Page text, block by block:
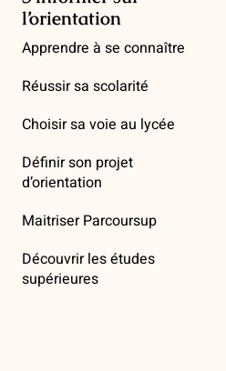
l’orientation
Apprendre à se connaître
Réussir sa scolarité
Choisir sa voie au lycée
Définir son projet
d’orientation
Maitriser Parcoursup
Découvrir les études
supérieures